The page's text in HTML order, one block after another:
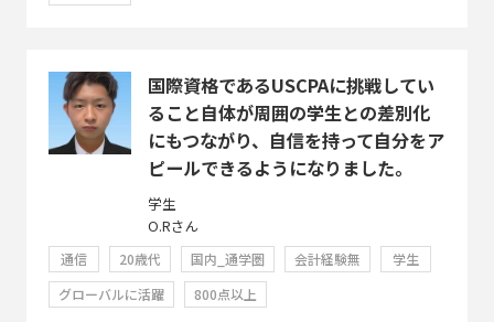
国際資格であるUSCPAに挑戦してい
ること自体が周囲の学生との差別化
にもつながり、自信を持って自分をア
ピールできるようになりました。
学生
O.Rさん
通信 20歳代 国内_通学圏 会計経験無
学生
グローバルに活躍
800点以上